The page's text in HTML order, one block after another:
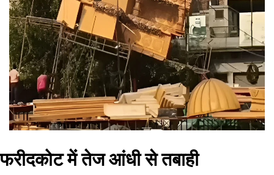
फरीदकोट में तेज आंधी से तबाही